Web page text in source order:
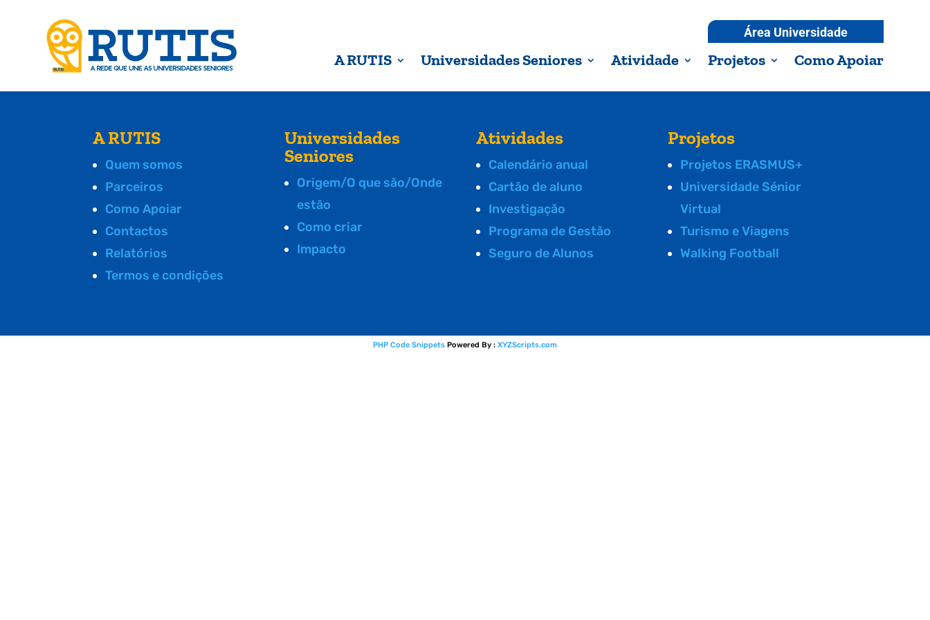
Área Universidade
A RUTIS Universidades Seniores Atividade Projetos Como Apoiar
A RUTIS
Quem somos
Parceiros
Como Apoiar
Contactos
Relatórios
Termos e condições
Universidades
Seniores
Origem/O que são/Onde
estão
Como criar
Impacto
Atividades
Calendário anual
Cartão de aluno
Investigação
Programa de Gestão
Seguro de Alunos
Projetos
Projetos ERASMUS+
Universidade Sénior
Virtual
Turismo e Viagens
Walking Football
PHP Code Snippets Powered By : XYZScripts.com